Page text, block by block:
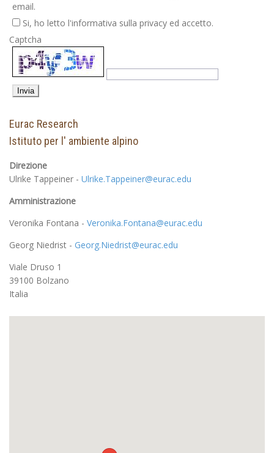
email.
Si, ho letto l'informativa sulla privacy ed accetto.
Captcha
Eurac Research
Istituto per l' ambiente alpino
Direzione
Ulrike Tappeiner - Ulrike.Tappeiner@eurac.edu
Amministrazione
Veronika Fontana - Veronika.Fontana@eurac.edu
Georg Niedrist - Georg.Niedrist@eurac.edu
Viale Druso 1
39100 Bolzano
Italia